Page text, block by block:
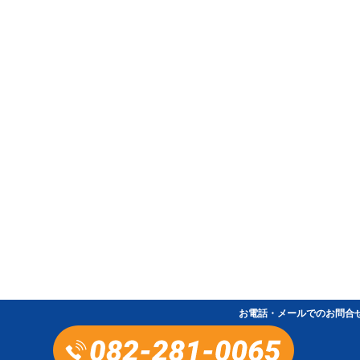
お電話・メールでのお問合
お電話・メールでのお問合